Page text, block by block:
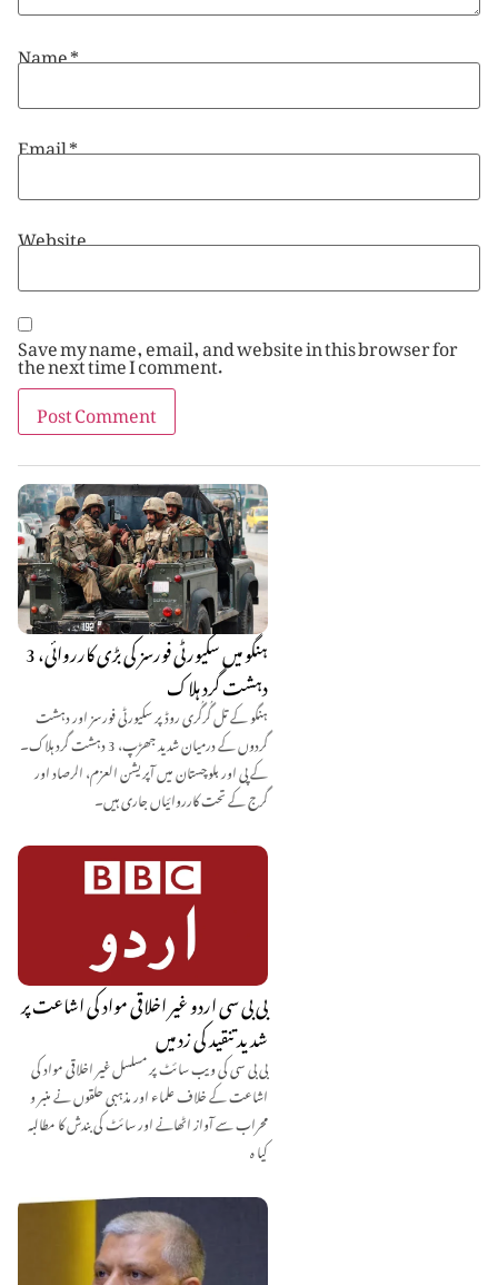
ہنگو میں سکیورٹی فورسز کی بڑی کارروائی، 3
دہشت گرد ہلاک
ہنگو کے تل گُرگُری روڈ پر سکیورٹی فورسز اور دہشت
گردوں کے درمیان شدید جھڑپ، 3 دہشت گرد ہلاک۔
کے پی اور بلوچستان میں آپریشن العزم، الرصاد اور
گرج کے تحت کارروائیاں جاری ہیں۔
بی بی سی اردو غیر اخلاقی مواد کی اشاعت پر
شدید تنقید کی زد میں
بی بی سی کی ویب سائٹ پر مسلسل غیر اخلاقی مواد کی
اشاعت کے خلاف علماء اور مذہبی حلقوں نے منبر و
محراب سے آواز اٹھانے اور سائٹ کی بندش کا مطالبہ
کیا ہ
Name*
Email*
Website
Save my name, email, and website in this browser for
the next time I comment.